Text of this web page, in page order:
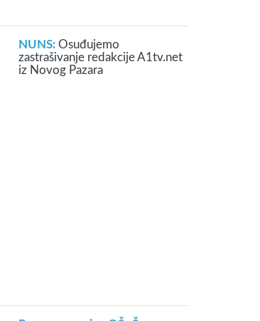
NUNS: Osuđujemo
zastrašivanje redakcije A1tv.net
iz Novog Pazara